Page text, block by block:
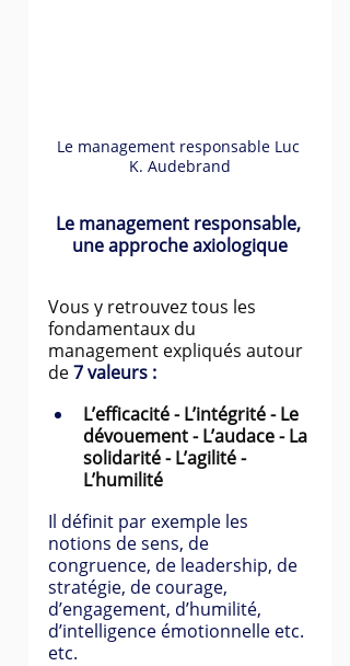
Le management responsable Luc
K. Audebrand
Le management responsable,
une approche axiologique
Vous y retrouvez tous les
fondamentaux du
management expliqués autour
de 7 valeurs :
L’efficacité - L’intégrité - Le
dévouement - L’audace - La
solidarité - L’agilité -
L’humilité
Il définit par exemple les
notions de sens, de
congruence, de leadership, de
stratégie, de courage,
d’engagement, d’humilité,
d’intelligence émotionnelle etc.
etc.